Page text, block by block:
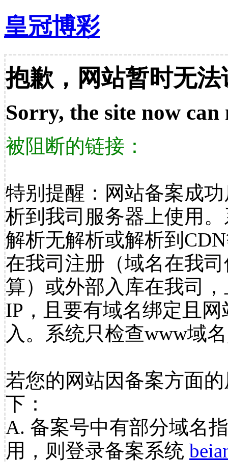
皇冠博彩
抱歉，网站暂时无法
Sorry, the site now can
被阻断的链接：
特别提醒：网站备案成
析到我司服务器上使用
解析无解析或解析到
在我司注册（域名在我
算）或外部入库在我司
IP，且要有域名绑定且
入。系统只检查www域
若您的网站因备案方面
下：
A. 备案号中有部分域名
用，则登录备案系统